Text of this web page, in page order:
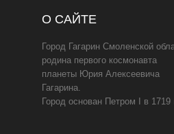
О САЙТЕ
Город Гагарин Смоленской
родина первого космонавта
планеты Юрия Алексеевича
Гагарина.
Город основан Петром I в 1719